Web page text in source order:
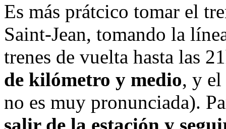
Es más prátcico tomar el
Saint-Jean, tomando la
trenes de vuelta hasta las
de kilómetro y medio, y el
no es muy pronunciada).